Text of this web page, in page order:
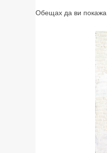
Обещах да ви покажа